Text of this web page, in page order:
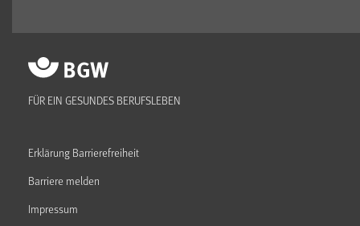
FÜR EIN GESUNDES BERUFSLEBEN
Erklärung Barrierefreiheit
Barriere melden
Impressum